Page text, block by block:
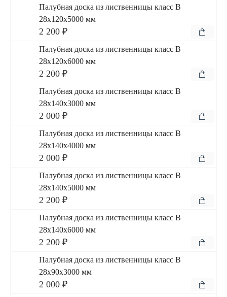
Палубная доска из лиственницы класс В
28x120x5000 мм
2 200 ₽
Палубная доска из лиственницы класс В
28x120x6000 мм
2 200 ₽
Палубная доска из лиственницы класс В
28x140x3000 мм
2 000 ₽
Палубная доска из лиственницы класс В
28x140x4000 мм
2 000 ₽
Палубная доска из лиственницы класс В
28x140x5000 мм
2 200 ₽
Палубная доска из лиственницы класс В
28x140x6000 мм
2 200 ₽
Палубная доска из лиственницы класс В
28x90x3000 мм
2 000 ₽